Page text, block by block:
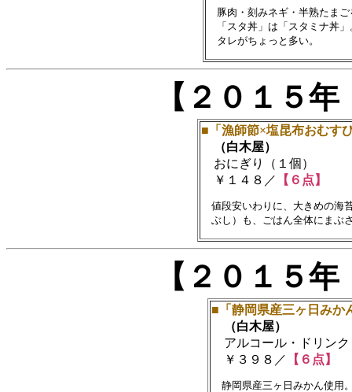
豚肉・刻みネギ・半熟たま
「スタ丼」は「スタミナ丼」
【２０１５
■「漁師節×塩昆布おむす
（白木屋）
おにぎり（１個）
￥１４８／
【６点】
値段安いわりに、大きめの海
【２０１５
■「静岡県産三ヶ日みか
（白木屋）
アルコール・ドリンク
￥３９８／
【６点】
静岡県産三ヶ日みかん使用